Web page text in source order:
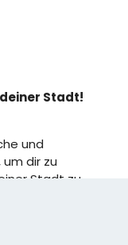
Stadt!
und
dir zu
Stadt zu